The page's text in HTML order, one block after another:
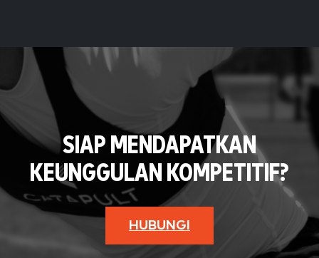
SIAP MENDAPATKAN
KEUNGGULAN KOMPETITIF?
HUBUNGI